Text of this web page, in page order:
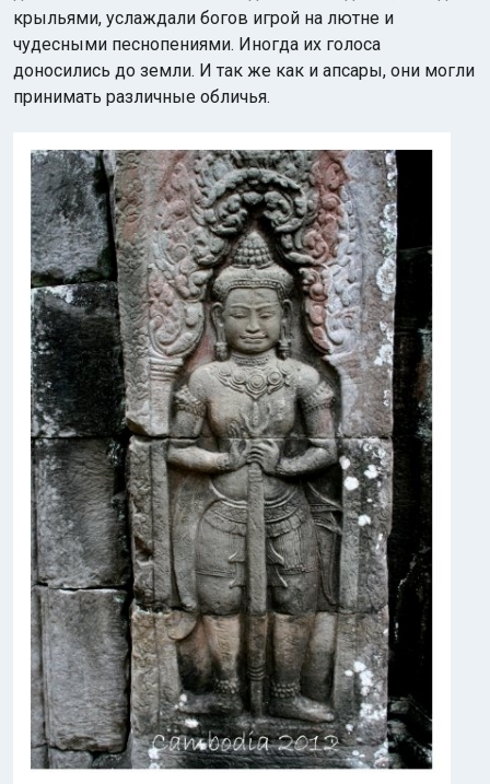
крыльями, услаждали богов игрой на лютне и
чудесными песнопениями. Иногда их голоса
доносились до земли. И так же как и апсары, они могли
принимать различные обличья.